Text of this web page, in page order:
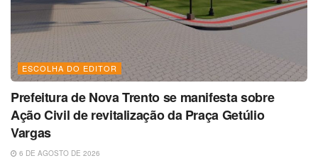
ESCOLHA DO EDITOR
Prefeitura de Nova Trento se manifesta sobre
Ação Civil de revitalização da Praça Getúlio
Vargas
6 DE AGOSTO DE 2026